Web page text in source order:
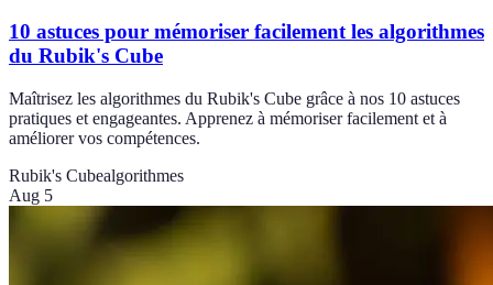
10 astuces pour mémoriser facilement les algorithmes
du Rubik's Cube
Maîtrisez les algorithmes du Rubik's Cube grâce à nos 10 astuces
pratiques et engageantes. Apprenez à mémoriser facilement et à
améliorer vos compétences.
Rubik's Cubealgorithmes
Aug 5